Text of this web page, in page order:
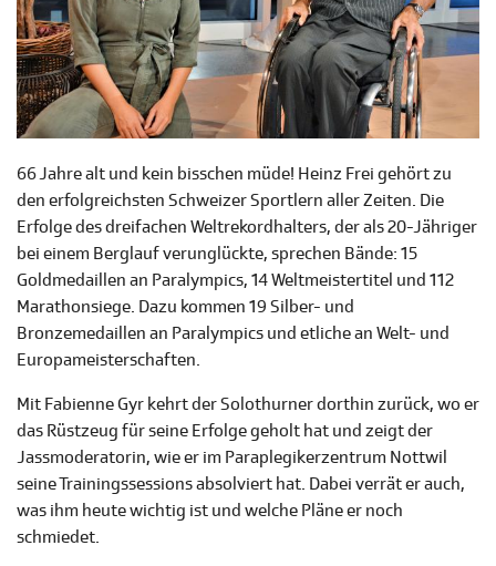
66 Jahre alt und kein bisschen müde! Heinz Frei gehört zu
den erfolgreichsten Schweizer Sportlern aller Zeiten. Die
Erfolge des dreifachen Weltrekordhalters, der als 20-Jähriger
bei einem Berglauf verunglückte, sprechen Bände: 15
Goldmedaillen an Paralympics, 14 Weltmeistertitel und 112
Marathonsiege. Dazu kommen 19 Silber- und
Bronzemedaillen an Paralympics und etliche an Welt- und
Europameisterschaften.
Mit Fabienne Gyr kehrt der Solothurner dorthin zurück, wo er
das Rüstzeug für seine Erfolge geholt hat und zeigt der
Jassmoderatorin, wie er im Paraplegikerzentrum Nottwil
seine Trainingssessions absolviert hat. Dabei verrät er auch,
was ihm heute wichtig ist und welche Pläne er noch
schmiedet.